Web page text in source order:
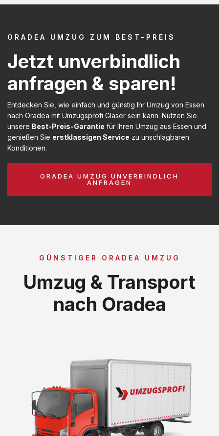
ORADEA UMZUG ZUM BEST-PREIS
Jetzt unverbindlich
anfragen & sparen!
Entdecken Sie, wie einfach und günstig Ihr Umzug von Essen
nach Oradea mit Umzugsprofi Glaser sein kann: Nutzen Sie
unsere Best-Preis-Garantie für Ihren Umzug aus Essen und
genießen Sie erstklassigen Service zu unschlagbaren
Konditionen.
ORADEA UMZUG UNVERBINDLICH
ANFRAGEN
GÜNSTIGER ORADEA UMZUG
Umzug & Transport
nach Oradea